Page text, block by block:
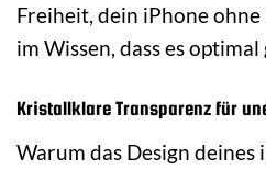
Freiheit, dein iPhone
im Wissen, dass es
Kristallklare Transparenz für
Warum das Design deines